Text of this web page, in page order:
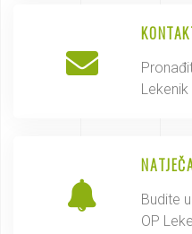
Lekenik
Budite
OP